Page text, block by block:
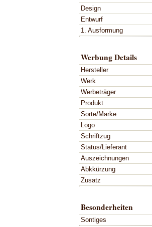
Design
Entwurf
1. Ausformung
Werbung Details
Hersteller
Werk
Werbeträger
Produkt
Sorte/Marke
Logo
Schriftzug
Status/Lieferant
Auszeichnungen
Abkkürzung
Zusatz
Besonderheiten
Sontiges